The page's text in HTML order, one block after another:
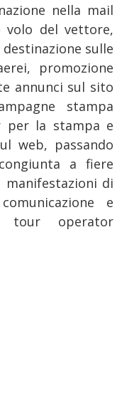
nella mail
volo del vettore,
sulle
promozione
annunci sul sito
stampa
per la stampa e
web, passando
a fiere
di
e
tour operator